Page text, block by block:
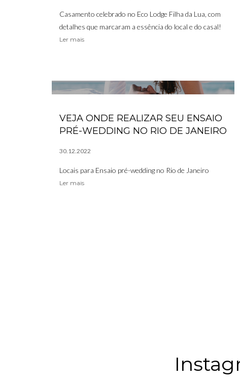
Casamento celebrado no Eco Lodge Filha da Lua, com
detalhes que marcaram a essência do local e do casal!
Ler mais
VEJA ONDE REALIZAR SEU ENSAIO
PRÉ-WEDDING NO RIO DE JANEIRO
30.12.2022
Locais para Ensaio pré-wedding no Rio de Janeiro
Ler mais